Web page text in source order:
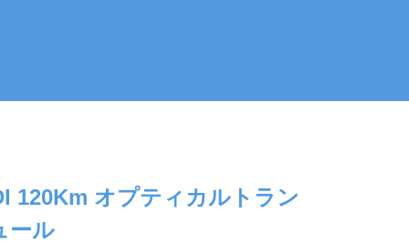
120Km オプティカルトラン
ール